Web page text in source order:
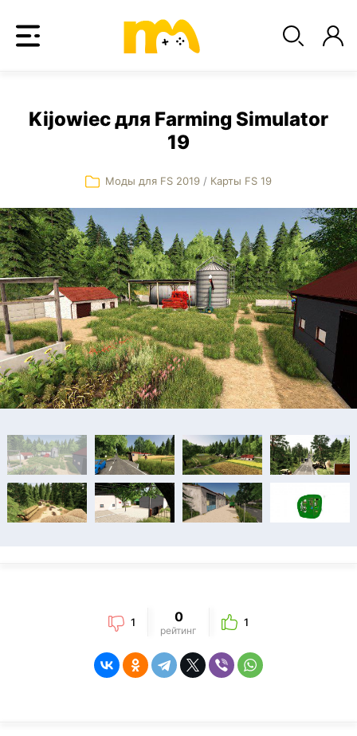
Kijowiec для Farming Simulator
19
Моды для FS 2019 / Карты FS 19
1 0
рейтинг
1